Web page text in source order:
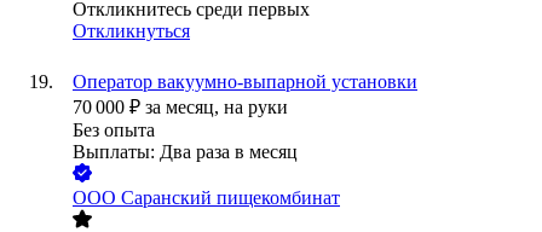
Откликнитесь среди первых
Откликнуться
Оператор вакуумно-выпарной установки
70 000 ₽ за месяц, на руки
Без опыта
Выплаты: Два раза в месяц
ООО Саранский пищекомбинат